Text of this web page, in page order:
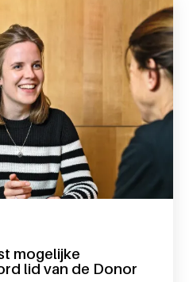
mogelijke
lid van de Donor